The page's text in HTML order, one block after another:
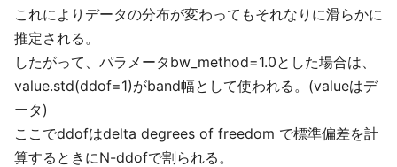
これによりデータの分布が変わってもそれなりに滑らかに
推定される。
したがって、パラメータbw_method=1.0とした場合は、
value.std(ddof=1)がband幅として使われる。(valueはデ
ータ)
ここでddofはdelta degrees of freedom で標準偏差を計
算するときにN-ddofで割られる。